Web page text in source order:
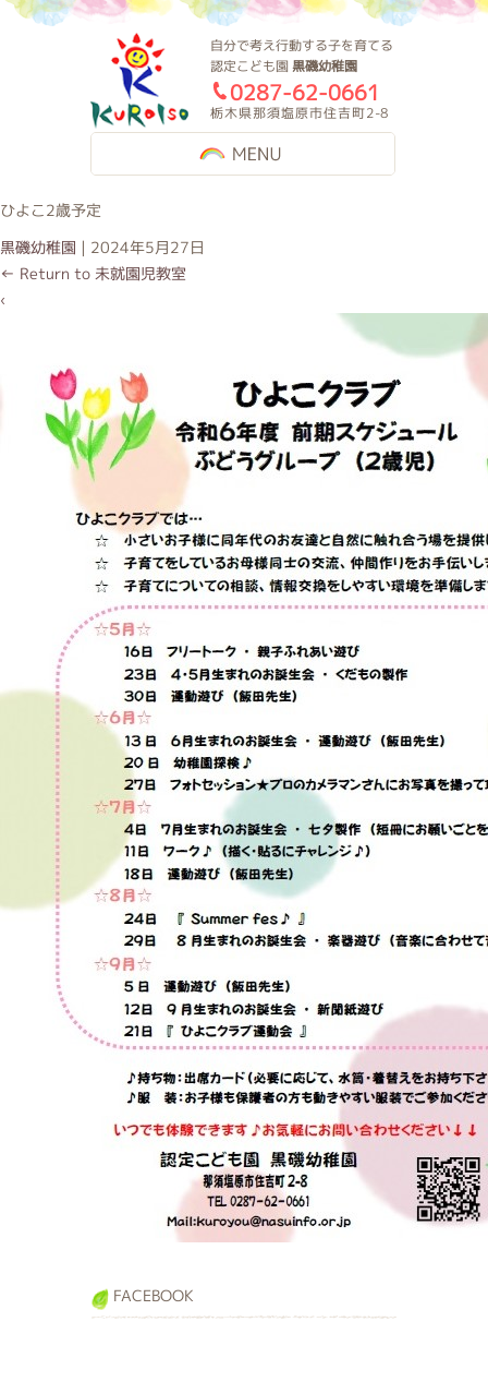
黒磯幼稚園
自分で考え行動する子を育てる
認定こども園黒磯幼稚園
0287-62-0661
栃木県那須塩原市住吉町2-8
ひよこ2歳予定
黒磯幼稚園 | 2024年5月27日
← Return to 未就園児教室
‹
FACEBOOK